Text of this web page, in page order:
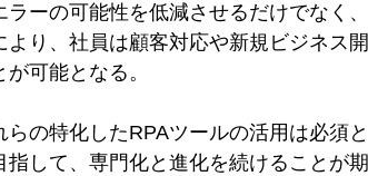
ーの可能性を低減させるだけでなく、
り、社員は顧客対応や新規ビジネス開
可能となる。
の特化したRPAツールの活用は必須と
して、専門化と進化を続けることが期